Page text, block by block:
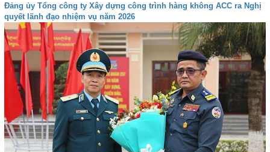
Đảng ủy Tổng công ty Xây dựng công trình hàng không ACC ra Nghị
quyết lãnh đạo nhiệm vụ năm 2026